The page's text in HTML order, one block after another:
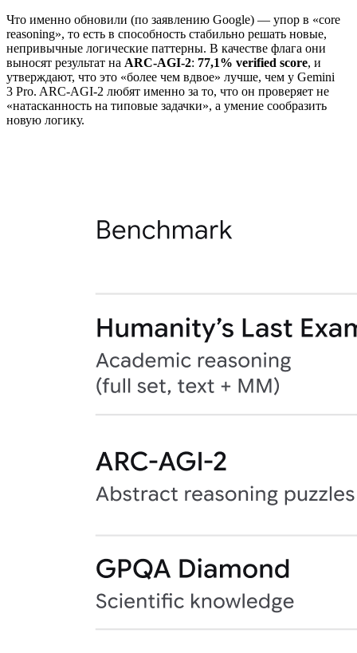
Что именно обновили (по заявлению Google) — упор в «core
reasoning», то есть в способность стабильно решать новые,
непривычные логические паттерны. В качестве флага они
выносят результат на ARC‑AGI-2: 77,1% verified score, и
утверждают, что это «более чем вдвое» лучше, чем у Gemini
3 Pro. ARC‑AGI-2 любят именно за то, что он проверяет не
«натасканность на типовые задачки», а умение сообразить
новую логику.